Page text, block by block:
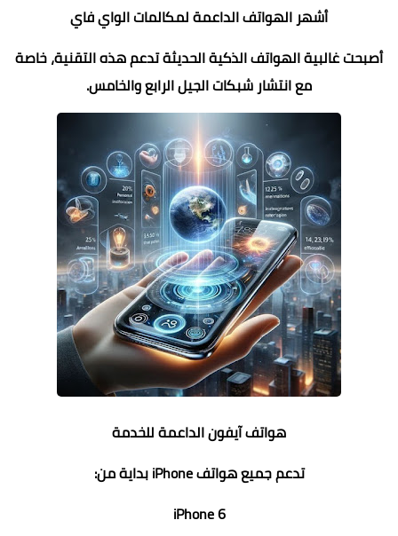
أشهر الهواتف الداعمة لمكالمات الواي فاي
أصبحت غالبية الهواتف الذكية الحديثة تدعم هذه التقنية، خاصة
مع انتشار شبكات الجيل الرابع والخامس.
هواتف آيفون الداعمة للخدمة
تدعم جميع هواتف iPhone بداية من:
iPhone 6